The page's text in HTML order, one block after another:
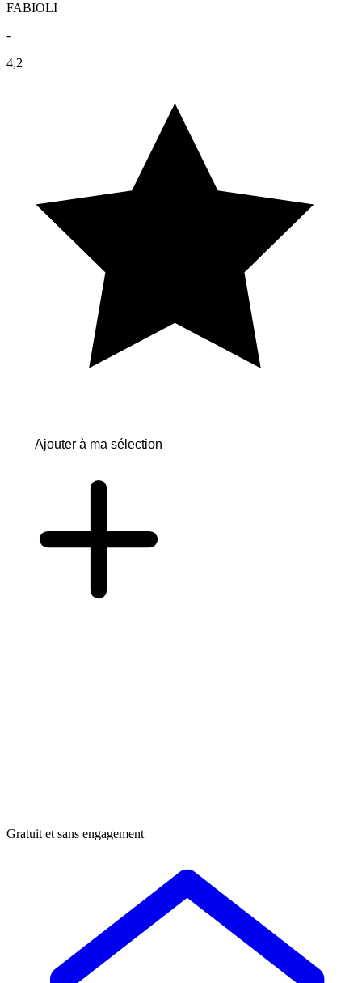
FABIOLI
-
4,2
Ajouter à ma sélection
Gratuit et sans engagement